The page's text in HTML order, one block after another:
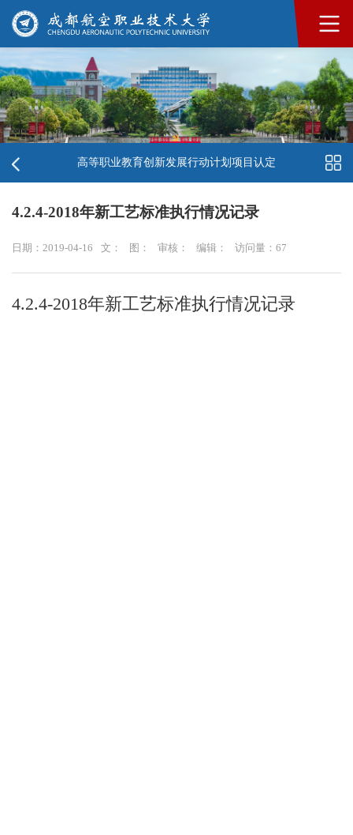
高等职业教育创新发展行动计划项目认定
4.2.4-2018年新工艺标准执行情况记录
日期：2019-04-16 文： 图： 审核： 编辑： 访问量： 67
4.2.4-2018年新工艺标准执行情况记录